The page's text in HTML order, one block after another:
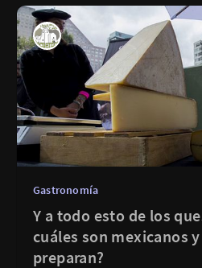
Gastronomía
Y a todo esto de los
cuáles son mexicanos
preparan?